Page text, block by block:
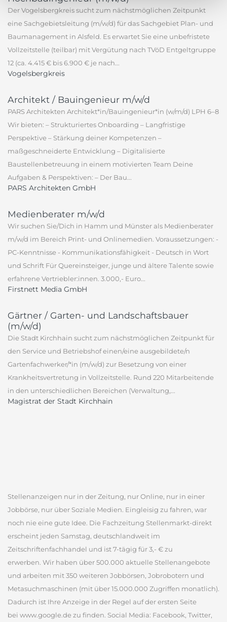
Der Vogelsbergkreis sucht zum nächstmöglichen Zeitpunkt
eine Sachgebietsleitung (m/w/d) für das Sachgebiet Plan- und
Baumanagement in Alsfeld. Es erwartet Sie eine unbefristete
Vollzeitstelle (teilbar) mit Vergütung nach TVöD Entgeltgruppe
12 (ca. 4.415 € bis 6.900 € je nach...
Vogelsbergkreis
Architekt / Bauingenieur m/w/d
PARS Architekten Architekt*in/Bauingenieur*in (w/m/d) LPH 6–8
Wir bieten: – Strukturiertes Onboarding – Langfristige
Perspektive – Stärkung deiner Kompetenzen –
maßgeschneiderte Entwicklung – Digitalisierte
Baustellenbetreuung in einem motivierten Team Deine
Aufgaben & Perspektiven: – Der Bau...
PARS Architekten GmbH
Medienberater m/w/d
Wir suchen Sie/Dich in Hamm und Münster als Medienberater
m/w/d im Bereich Print- und Onlinemedien. Voraussetzungen: -
PC-Kenntnisse - Kommunikationsfähigkeit - Deutsch in Wort
und Schrift Für Quereinsteiger, junge und ältere Talente sowie
erfahrene Vertriebler:innen. 3.000,- Euro...
Firstnett Media GmbH
Gärtner / Garten- und Landschaftsbauer
(m/w/d)
Die Stadt Kirchhain sucht zum nächstmöglichen Zeitpunkt für
den Service und Betriebshof einen/eine ausgebildete/n
Gartenfachwerker/*in (m/w/d) zur Besetzung von einer
Krankheitsvertretung in Vollzeitstelle. Rund 220 Mitarbeitende
in den unterschiedlichen Bereichen (Verwaltung,...
Magistrat der Stadt Kirchhain
Stellenanzeigen nur in der Zeitung, nur Online, nur in einer
Jobbörse, nur über Soziale Medien. Eingleisig zu fahren, war
noch nie eine gute Idee. Die Fachzeitung Stellenmarkt-direkt
erscheint jeden Samstag, deutschlandweit im
Zeitschriftenfachhandel und ist 7-tägig für 3,- € zu
erwerben. Wir haben über 500.000 aktuelle Stellenangebote
und arbeiten mit 350 weiteren Jobbörsen, Jobrobotern und
Metasuchmaschinen (mit über 15.000.000 Zugriffen monatlich).
Dadurch ist Ihre Anzeige in der Regel auf der ersten Seite
bei www.google.de zu finden. Social Media: Facebook, Twitter,